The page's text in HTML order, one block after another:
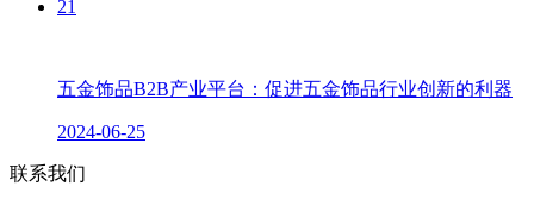
21
五金饰品B2B产业平台：促进五金饰品行业创新的利器
2024-06-25
联系我们